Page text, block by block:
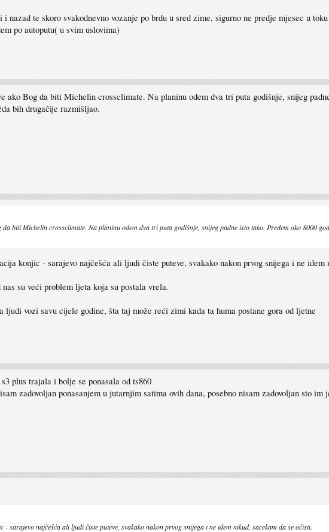
te skoro svakodnevno vozanje po brdu u sred zime, sigurno ne predje mjesec u
po autoputu( u svim uslovima)
ako Bog da biti Michelin crossclimate. Na planinu odem dva tri puta godišnje, snijeg
bih drugačije razmišljao.
biti Michelin crossclimate. Na planinu odem dva tri puta godišnje, snijeg padne isto tako. Pređem oko 8000
konjic - sarajevo najčešća ali ljudi čiste puteve, svakako nakon prvog snijega i ne idem
su veći problem ljeta koja su postala vrela.
vozi savu cijele godine, šta taj može reći zimi kada ta huma postane gora od ljetne
plus trajala i bolje se ponasala od ts860
zadovoljan ponasanjem u jutarnjim satima ovih dana, posebno nisam zadovoljan sto im
sarajevo najčešća ali ljudi čiste puteve, svakako nakon prvog snijega i ne idem nikud, sacekam da se očisti.